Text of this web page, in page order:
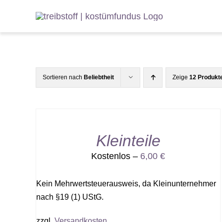
springen
Sortieren nach Beliebtheit Zeige 12
Kleinteile
Kostenlos – 6,00€
Kein Mehrwertsteuerausweis, da Kleinunternehmer
nach §19 (1) UStG.